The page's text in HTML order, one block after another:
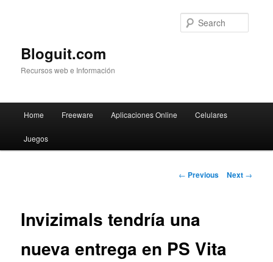
Bloguit.com
Recursos web e Información
Skip
to
Home Freeware Aplicaciones Online Celulares
Juegos
Post
← Previous Next →
Invizimals tendría una
nueva entrega en PS Vita